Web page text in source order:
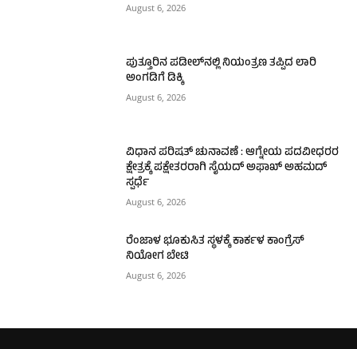
August 6, 2026
ಪುತ್ತೂರಿನ ಪಡೀಲ್‌ನಲ್ಲಿ ನಿಯಂತ್ರಣ ತಪ್ಪಿದ ಲಾರಿ
ಅಂಗಡಿಗೆ ಡಿಕ್ಕಿ
August 6, 2026
ವಿಧಾನ ಪರಿಷತ್ ಚುನಾವಣೆ : ಆಗ್ನೇಯ ಪದವೀಧರರ
ಕ್ಷೇತ್ರಕ್ಕೆ ಪಕ್ಷೇತರರಾಗಿ ಸೈಯದ್ ಅಫಾಖ್ ಅಹಮದ್
ಸ್ಪರ್ಧೆ
August 6, 2026
ರೆಂಜಾಳ ಭೂಕುಸಿತ ಸ್ಥಳಕ್ಕೆ ಕಾರ್ಕಳ ಕಾಂಗ್ರೆಸ್
ನಿಯೋಗ ಬೇಟಿ
August 6, 2026